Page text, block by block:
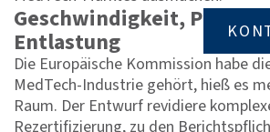
Geschwindigkeit,
Entlastung
Die Europäische Kommission habe
MedTech-Industrie gehört, hieß es
Raum. Der Entwurf revidiere
Rezertifizierung, zu den